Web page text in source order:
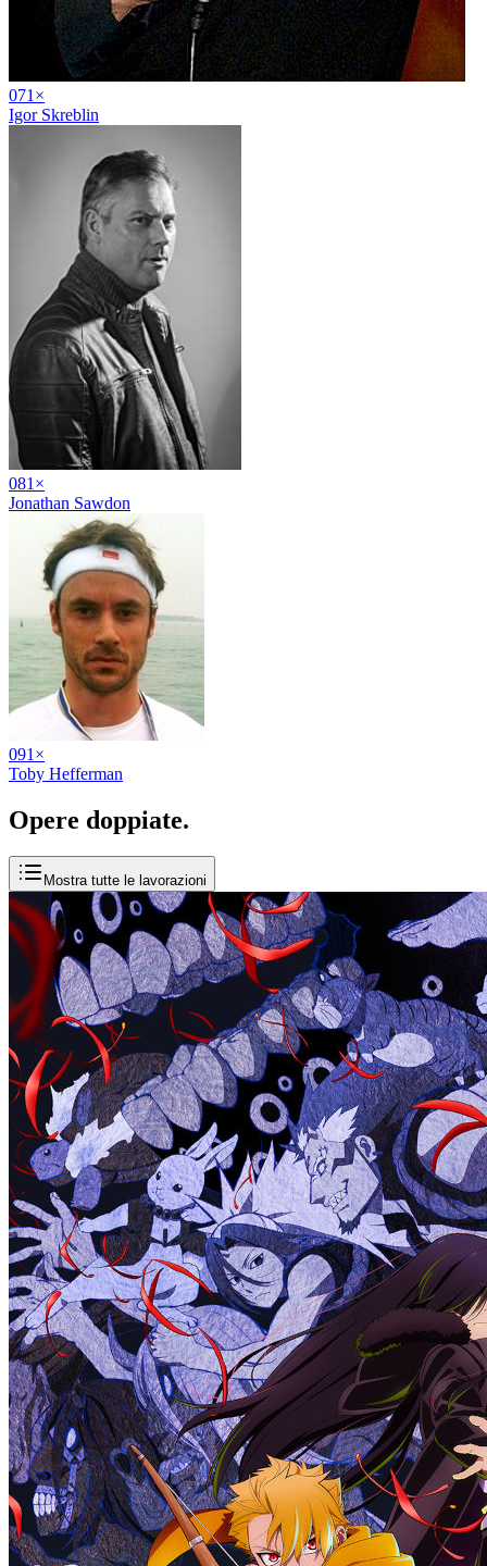
071 ×
Igor Skreblin
081 ×
Jonathan Sawdon
091 ×
Toby Hefferman
Opere doppiate.
Mostra tutte le lavorazioni